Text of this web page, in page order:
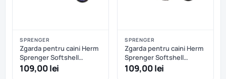
SPRENGER
Zgarda pentru caini Herm
Sprenger Softshell
reglabila - XXS/XS - Negru
109,00 lei
SPRENGER
Zgarda pentru caini Herm
Sprenger Softshell
reglabila - XXS/XS - Oranj
109,00 lei